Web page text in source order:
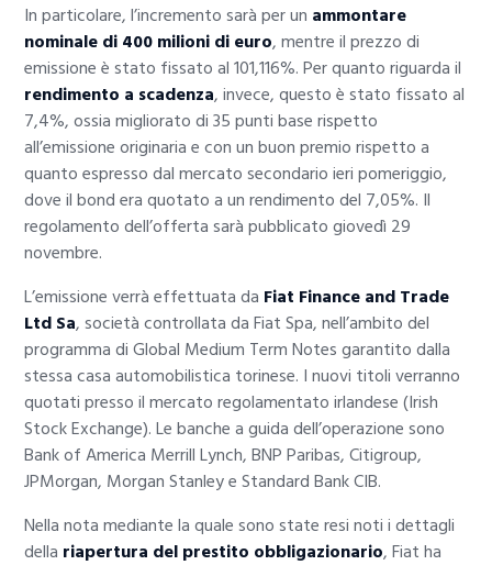
In particolare, l’incremento sarà per un ammontare
nominale di 400 milioni di euro, mentre il prezzo di
emissione è stato fissato al 101,116%. Per quanto riguarda il
rendimento a scadenza, invece, questo è stato fissato al
7,4%, ossia migliorato di 35 punti base rispetto
all’emissione originaria e con un buon premio rispetto a
quanto espresso dal mercato secondario ieri pomeriggio,
dove il bond era quotato a un rendimento del 7,05%. Il
regolamento dell’offerta sarà pubblicato giovedì 29
novembre.
L’emissione verrà effettuata da Fiat Finance and Trade
Ltd Sa, società controllata da Fiat Spa, nell’ambito del
programma di Global Medium Term Notes garantito dalla
stessa casa automobilistica torinese. I nuovi titoli verranno
quotati presso il mercato regolamentato irlandese (Irish
Stock Exchange). Le banche a guida dell’operazione sono
Bank of America Merrill Lynch, BNP Paribas, Citigroup,
JPMorgan, Morgan Stanley e Standard Bank CIB.
Nella nota mediante la quale sono state resi noti i dettagli
della riapertura del prestito obbligazionario, Fiat ha